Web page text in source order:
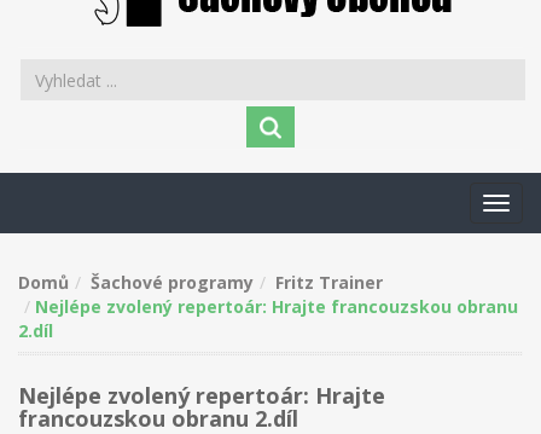
Domů Šachové programy
Fritz Trainer
Nejlépe zvolený repertoár: Hrajte francouzskou obranu
2.díl
Nejlépe zvolený repertoár: Hrajte
francouzskou obranu 2.díl